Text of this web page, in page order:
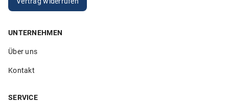
5.00
„Sehr hilfsbereite Mitarbeiter die ihren Job verstehen. Ich
26.02.2026
UNTERNEHMEN
Über uns
Kontakt
SERVICE